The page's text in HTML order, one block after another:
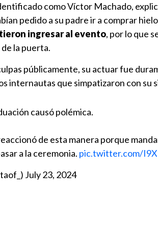
como Víctor Machado,
pedido a su padre ir a comprar
ingresar al evento, por lo que
la puerta.
públicamente, su actuar fue
internautas que simpatizaron con su
causó polémica.
de esta manera porque
a la ceremonia. pic.twitter.com/
July 23, 2024